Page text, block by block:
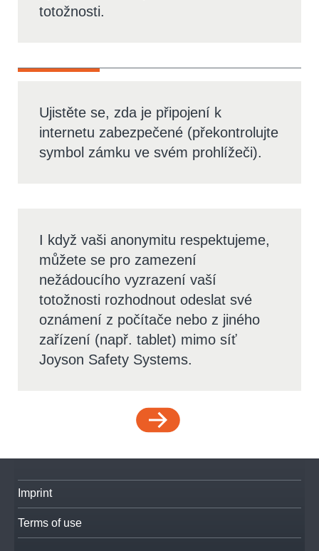
totožnosti.
Ujistěte se, zda je připojení k
internetu zabezpečené (překontrolujte
symbol zámku ve svém prohlížeči).
I když vaši anonymitu respektujeme,
můžete se pro zamezení
nežádoucího vyzrazení vaší
totožnosti rozhodnout odeslat své
oznámení z počítače nebo z jiného
zařízení (např. tablet) mimo síť
Joyson Safety Systems.
Imprint
Terms of use